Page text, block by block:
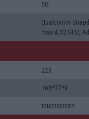
5G
Qualcomm
max 4,32 GHz,
223
163*77*9
touchscreen